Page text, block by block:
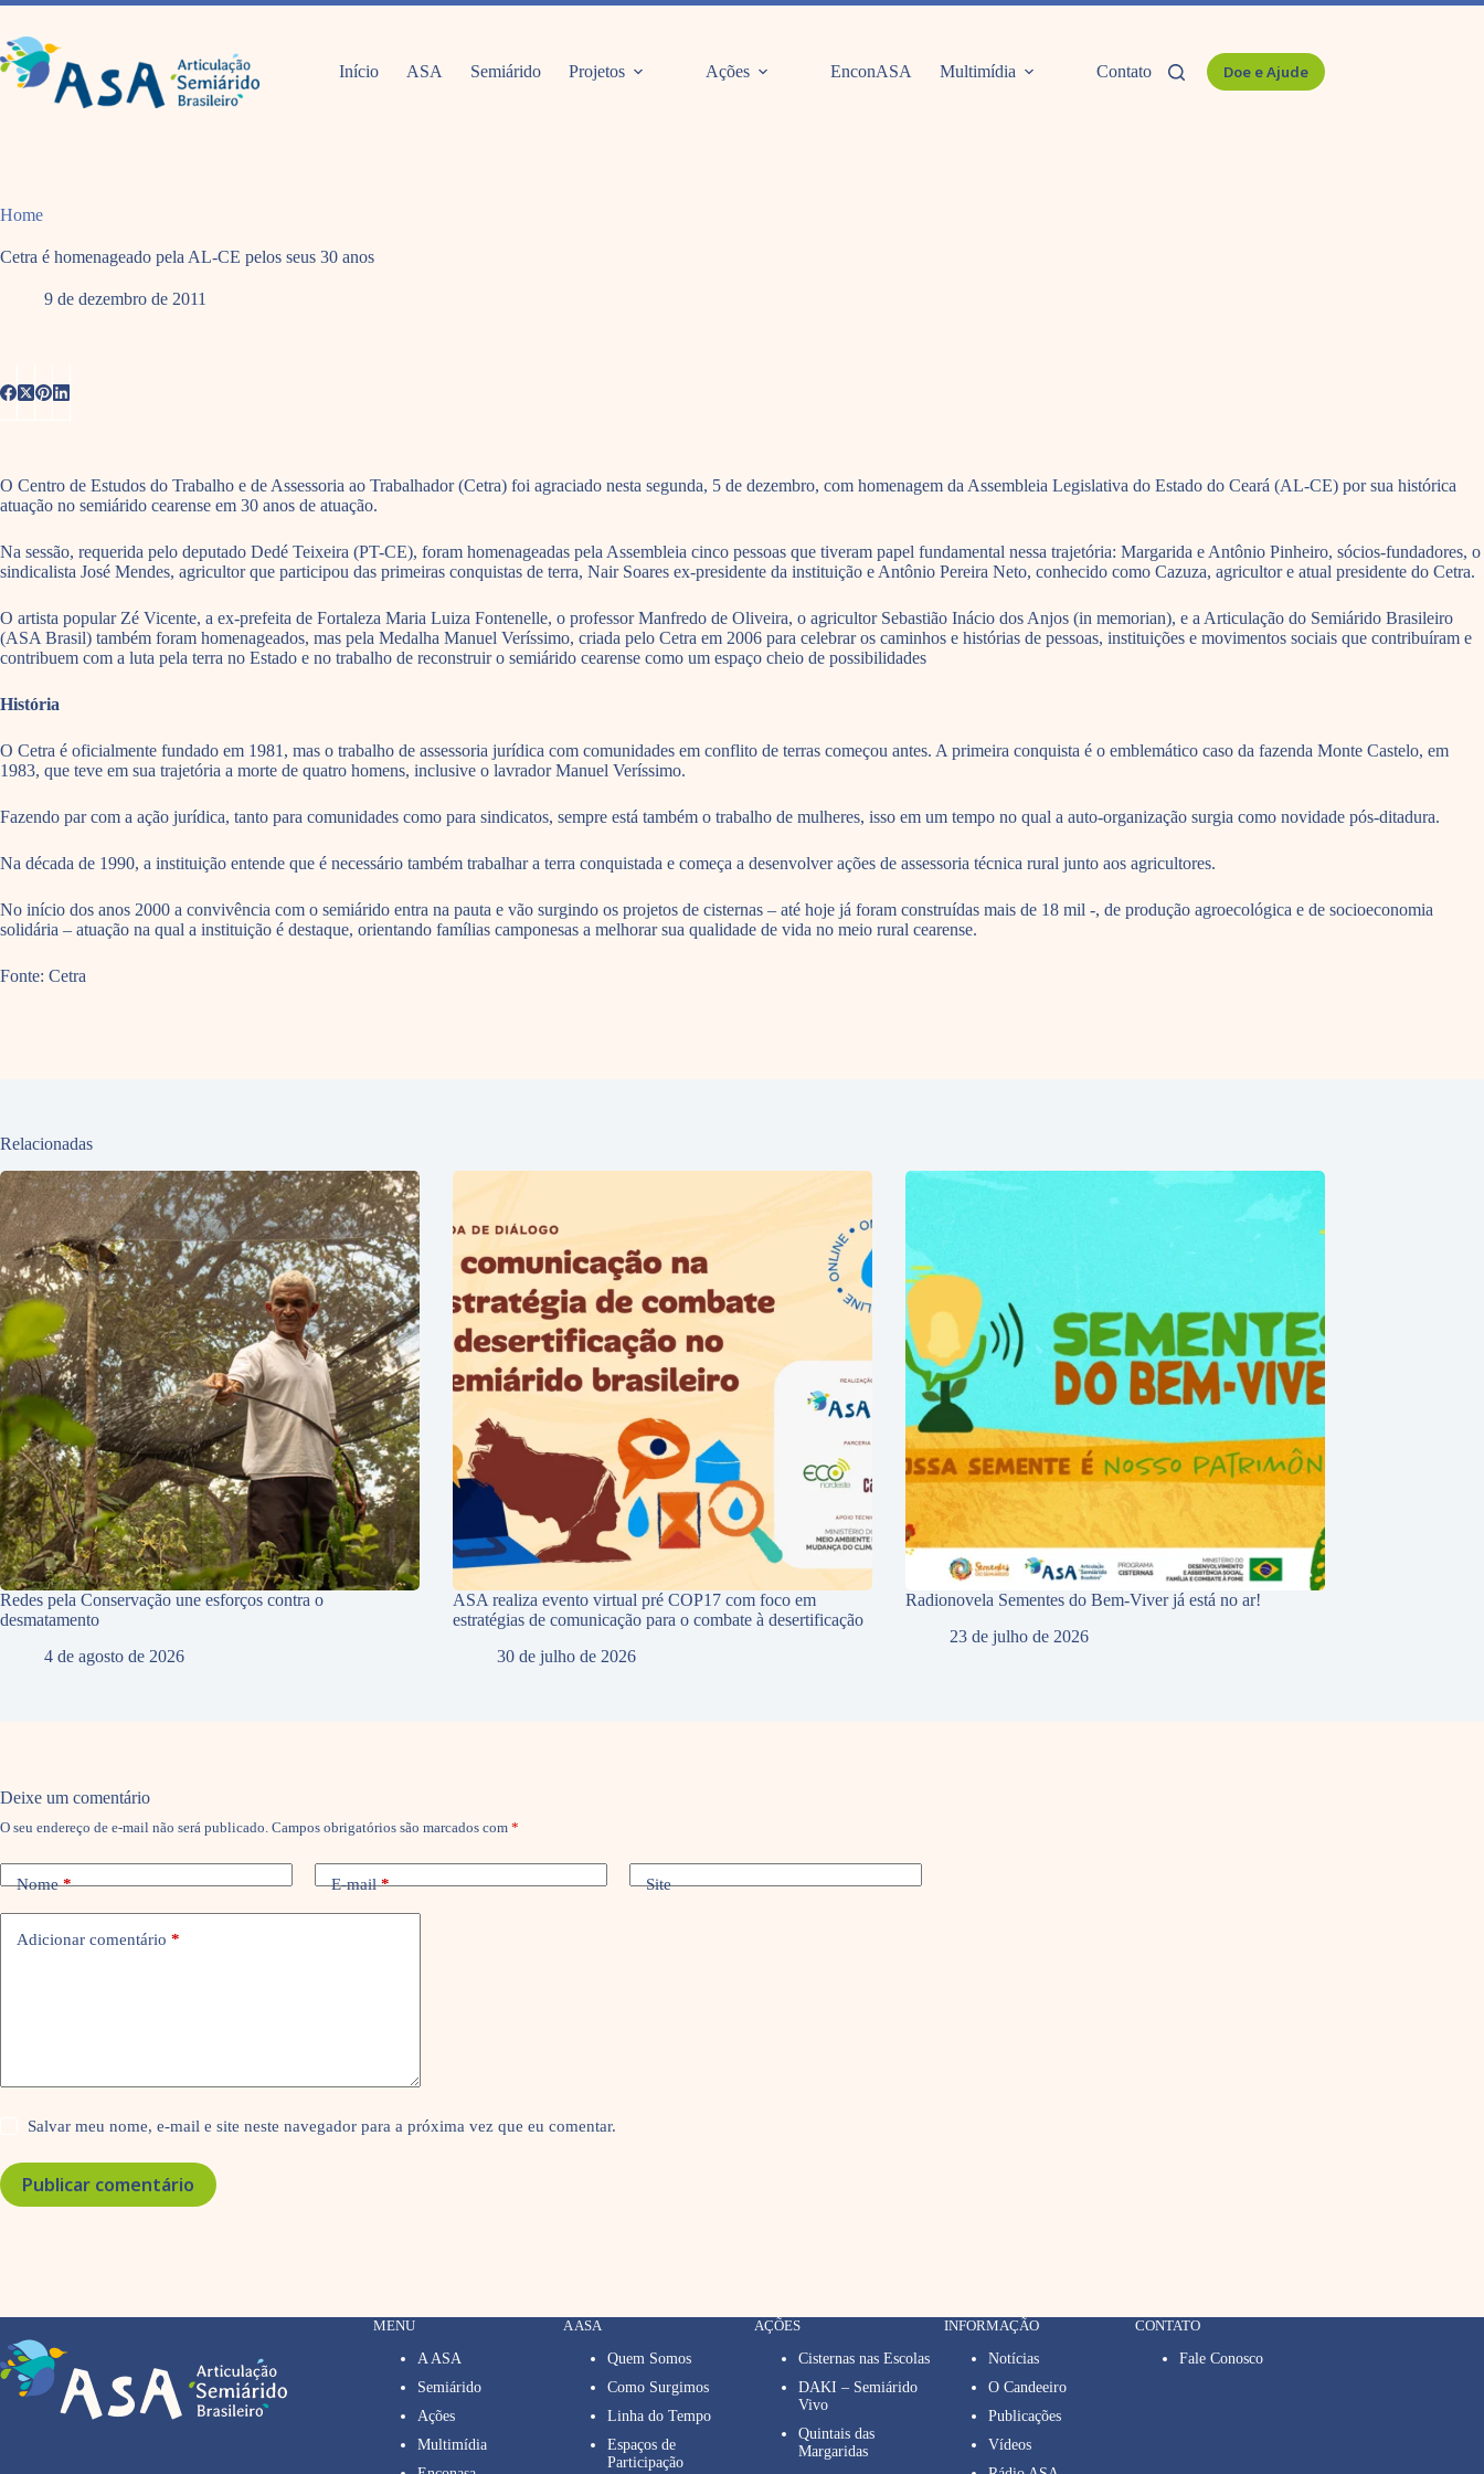
Pular
o
conteúdo
Início ASA Semiárido Projetos Ações EnconASA Multimídia Contato Doe e Ajude
Home
Cetra é homenageado pela AL-CE pelos seus 30 anos
9 de dezembro de 2011
O Centro de Estudos do Trabalho e de Assessoria ao Trabalhador (Cetra) foi agraciado nesta segunda, 5 de dezembro, com homenagem da Assembleia Legislativa do Estado do Ceará (AL-CE) por sua histórica
atuação no semiárido cearense em 30 anos de atuação.
Na sessão, requerida pelo deputado Dedé Teixeira (PT-CE), foram homenageadas pela Assembleia cinco pessoas que tiveram papel fundamental nessa trajetória: Margarida e Antônio Pinheiro, sócios-fundadores, o
sindicalista José Mendes, agricultor que participou das primeiras conquistas de terra, Nair Soares ex-presidente da instituição e Antônio Pereira Neto, conhecido como Cazuza, agricultor e atual presidente do Cetra.
O artista popular Zé Vicente, a ex-prefeita de Fortaleza Maria Luiza Fontenelle, o professor Manfredo de Oliveira, o agricultor Sebastião Inácio dos Anjos (in memorian), e a Articulação do Semiárido Brasileiro
(ASA Brasil) também foram homenageados, mas pela Medalha Manuel Veríssimo, criada pelo Cetra em 2006 para celebrar os caminhos e histórias de pessoas, instituições e movimentos sociais que contribuíram e
contribuem com a luta pela terra no Estado e no trabalho de reconstruir o semiárido cearense como um espaço cheio de possibilidades
História
O Cetra é oficialmente fundado em 1981, mas o trabalho de assessoria jurídica com comunidades em conflito de terras começou antes. A primeira conquista é o emblemático caso da fazenda Monte Castelo, em
1983, que teve em sua trajetória a morte de quatro homens, inclusive o lavrador Manuel Veríssimo.
Fazendo par com a ação jurídica, tanto para comunidades como para sindicatos, sempre está também o trabalho de mulheres, isso em um tempo no qual a auto-organização surgia como novidade pós-ditadura.
Na década de 1990, a instituição entende que é necessário também trabalhar a terra conquistada e começa a desenvolver ações de assessoria técnica rural junto aos agricultores.
No início dos anos 2000 a convivência com o semiárido entra na pauta e vão surgindo os projetos de cisternas – até hoje já foram construídas mais de 18 mil -, de produção agroecológica e de socioeconomia
solidária – atuação na qual a instituição é destaque, orientando famílias camponesas a melhorar sua qualidade de vida no meio rural cearense.
Fonte: Cetra
Relacionadas
Redes pela Conservação une esforços contra o
desmatamento
4 de agosto de 2026
ASA realiza evento virtual pré COP17 com foco em
estratégias de comunicação para o combate à desertificação
30 de julho de 2026
Radionovela Sementes do Bem-Viver já está no ar!
23 de julho de 2026
Deixe um comentário
O seu endereço de e-mail não será publicado. Campos obrigatórios são marcados com *
Nome* E-mail* Site
Adicionar comentário *
Salvar meu nome, e-mail e site neste navegador para a próxima vez que eu comentar.
Publicar comentário
MENU
A ASA
Semiárido
Ações
Multimídia
A ASA
Quem Somos
Como Surgimos
Linha do Tempo
Espaços de
Participação
AÇÕES
Cisternas nas Escolas
DAKI – Semiárido
Vivo
Quintais das
Margaridas
INFORMAÇÃO
Notícias
O Candeeiro
Publicações
Vídeos
CONTATO
Fale Conosco